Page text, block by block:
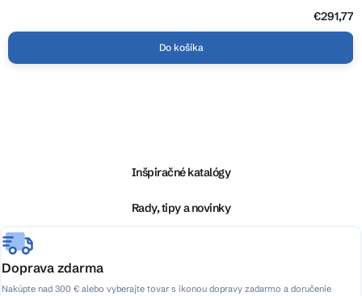
€291,77
Do košíka
e
Inšpiračné katalógy
Rady, tipy a novinky
Doprava zdarma
Nakúpte nad 300 € alebo vyberajte tovar s ikonou dopravy zadarmo a doručenie